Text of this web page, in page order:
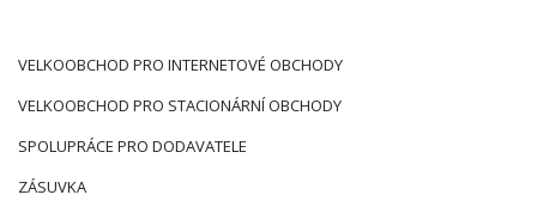
VELKOOBCHOD PRO INTERNETOVÉ OBCHODY
VELKOOBCHOD PRO STACIONÁRNÍ OBCHODY
SPOLUPRÁCE PRO DODAVATELE
ZÁSUVKA